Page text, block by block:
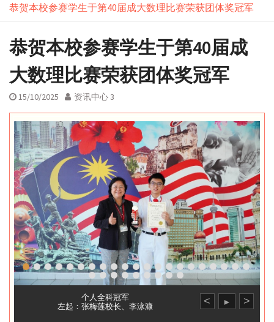
恭贺本校参赛学生于第40届成大数理比赛荣获团体奖冠军
恭贺本校参赛学生于第40届成
大数理比赛荣获团体奖冠军
15/10/2025 资讯中心 3
< ► >
个人全科冠军
左起：张梅莲校长、李泳漮